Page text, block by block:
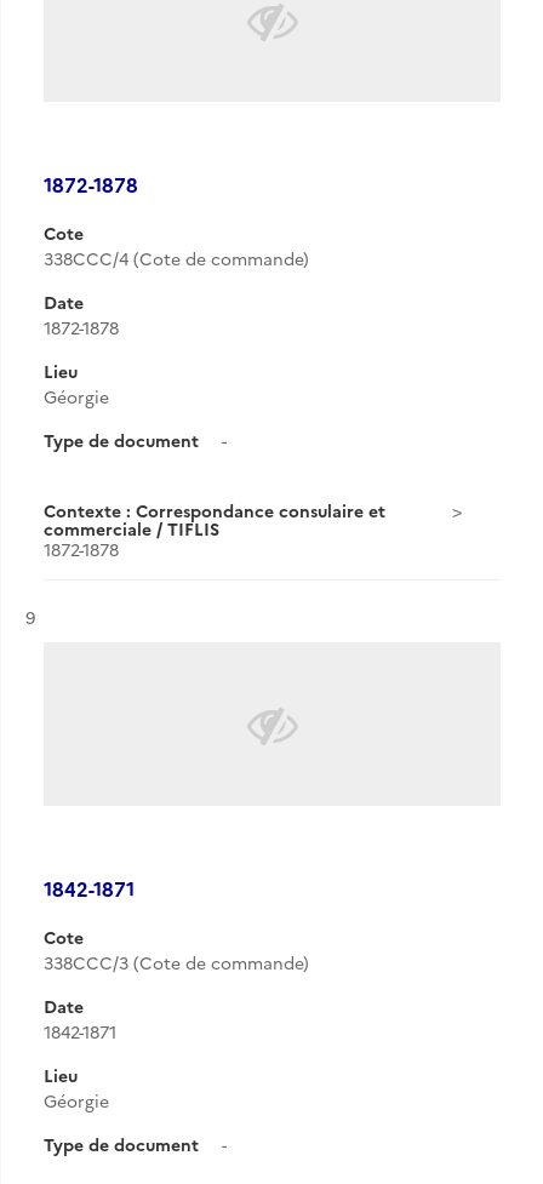
1872-1878
Cote
338CCC/4 (Cote de commande)
Date
1872-1878
Lieu
Géorgie
Type de document
-
Contexte : Correspondance consulaire et
commerciale / TIFLIS
1872-1878
Résultat n°
9
1842-1871
Cote
338CCC/3 (Cote de commande)
Date
1842-1871
Lieu
Géorgie
Type de document
-